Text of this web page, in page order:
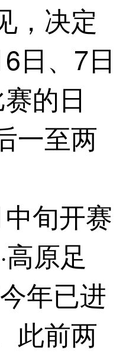
，决定
日、7日
的日
一至两
旬开赛
高原足
年已进
此前两